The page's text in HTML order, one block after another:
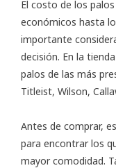
El costo de los
económicos hasta
importante
decisión. En la
palos de las más
Titleist, Wilson,
Antes de comprar,
para encontrar los
mayor comodidad.